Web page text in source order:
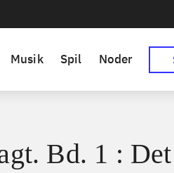
Musik Spil Noder
Bd. 1 : Det